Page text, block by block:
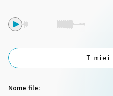
Nome file:
I miei